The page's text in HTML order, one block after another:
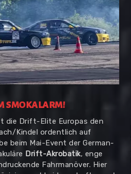
SMOKALARM!
die Drift-Elite Europas den
Kindel ordentlich auf
beim Mai-Event der German-
Drift-Akrobatik, enge
Fahrmanöver. Hier